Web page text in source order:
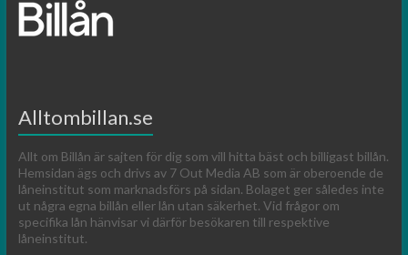
Alltombillan.se
Allt om Billån är sajten för dig som vill hitta bäst och billigast billån.
Hemsidan ägs och drivs av 7 Out Media AB som är oberoende de
låneinstitut som marknadsförs på sidan. Bolaget ger således inte
ut några egna billån eller lån utan säkerhet. Vid frågor om
specifika lån hänvisar vi därför besökaren till respektive
låneinstitut.